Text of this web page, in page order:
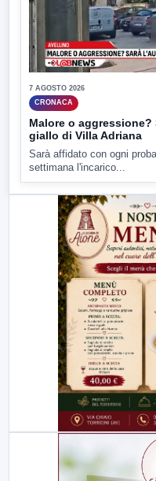
7 AGOSTO 2026
CRONACA
Malore o
giallo di Villa Adriana
Sarà affidato con ogni
settimana l'incarico...